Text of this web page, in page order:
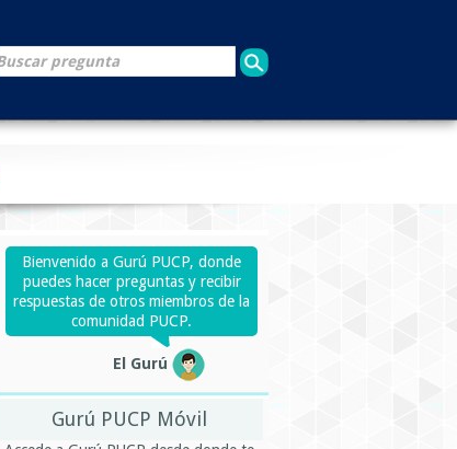
Bienvenido a Gurú PUCP, donde
puedes hacer preguntas y recibir
respuestas de otros miembros de la
comunidad PUCP.
El Gurú
Gurú PUCP Móvil